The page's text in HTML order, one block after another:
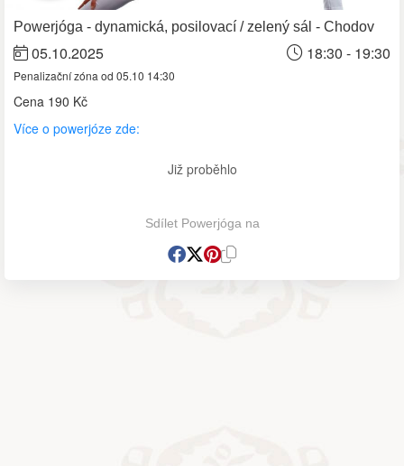
Powerjóga - dynamická, posilovací / zelený sál - Chodov
05.10.2025 18:30 - 19:30
Penalizační zóna od 05.10 14:30
Cena 190 Kč
Více o powerjóze zde:
Již proběhlo
Sdílet Powerjóga na